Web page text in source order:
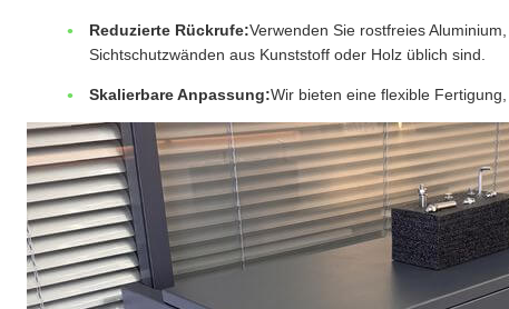
Reduzierte Rückrufe:Verwenden Sie rostfreies
Sichtschutzwänden aus Kunststoff oder Holz üblich sind.
Skalierbare Anpassung:Wir bieten eine flexible